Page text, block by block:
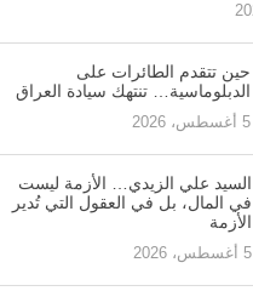
حين تتقدم الطائرات على
الدبلوماسية… تنتهك سيادة العراق
5 أغسطس، 2026
السيد علي الزيدي… الأزمة ليست
في المال، بل في العقول التي تُدير
الأزمة
5 أغسطس، 2026